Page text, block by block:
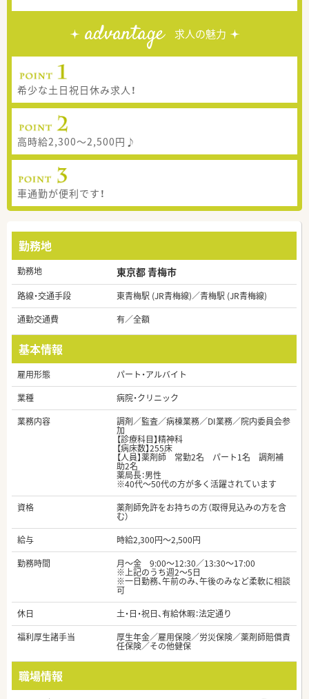
advantage 求人の魅力
希少な土日祝日休み求人！
高時給2,300～2,500円♪
車通勤が便利です！
勤務地
勤務地 東京都 青梅市
路線・交通手段
東青梅駅 (JR青梅線)／青梅駅 (JR青梅線)
通勤交通費
有／全額
基本情報
雇用形態
パート・アルバイト
業種
病院・クリニック
業務内容
調剤／監査／病棟業務／DI業務／院内委員会参
加
【診療科目】精神科
【病床数】255床
【人員】薬剤師 常勤2名 パート1名 調剤補
助2名
薬局長：男性
※40代～50代の方が多く活躍されています
資格
薬剤師免許をお持ちの方（取得見込みの方を含
む）
給与
時給2,300円～2,500円
勤務時間
月～金 9:00～12:30／13:30～17:00
※上記のうち週2～5日
※一日勤務、午前のみ、午後のみなど柔軟に相談
可
休日
土・日・祝日、有給休暇：法定通り
福利厚生諸手当
厚生年金／雇用保険／労災保険／薬剤師賠償責
任保険／その他健保
職場情報